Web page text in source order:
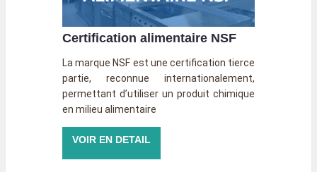
Certification alimentaire NSF
La marque NSF est une certification tierce
partie, reconnue internationalement,
permettant d’utiliser un produit chimique
en milieu alimentaire
VOIR EN DETAIL